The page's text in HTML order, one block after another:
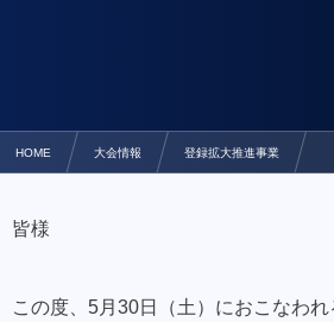
HOME 大会情報 登録拡大推進事業
皆様
この度、5月30日（土）におこなわ